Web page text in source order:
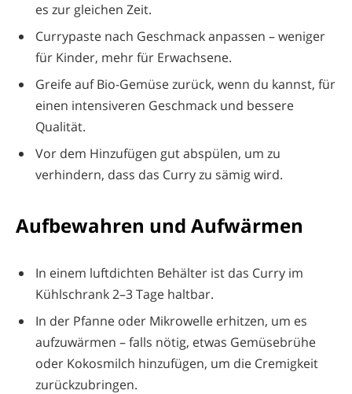
es zur gleichen Zeit.
Currypaste nach Geschmack anpassen – weniger
für Kinder, mehr für Erwachsene.
Greife auf Bio-Gemüse zurück, wenn du kannst, für
einen intensiveren Geschmack und bessere
Qualität.
Vor dem Hinzufügen gut abspülen, um zu
verhindern, dass das Curry zu sämig wird.
Aufbewahren und Aufwärmen
In einem luftdichten Behälter ist das Curry im
Kühlschrank 2–3 Tage haltbar.
In der Pfanne oder Mikrowelle erhitzen, um es
aufzuwärmen – falls nötig, etwas Gemüsebrühe
oder Kokosmilch hinzufügen, um die Cremigkeit
zurückzubringen.